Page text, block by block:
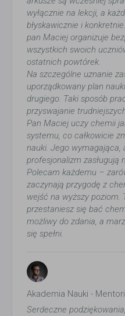
wyłącznie na lekcji, a
błyskawicznie i
pan Maciej organizuje
wszystkich swoich
ostatnich powtórek.
Na szczególne uznanie
uporządkowany plan
drugiego. Taki sposób
przyswajanie
Pan Maciej uczy chemii
systemu, co całkowicie
nauki. Jego wymagająca,
profesjonalizm zasługują
Polecam każdemu –
zaczynają przygodę z
wejść na wyższy poziom.
przestaniesz się bać
możliwy do zdania, a
się spełni.
Akademia Nauki -
Serdeczne